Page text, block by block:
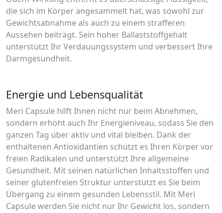
die sich im Körper angesammelt hat, was sowohl zur
Gewichtsabnahme als auch zu einem strafferen
Aussehen beiträgt. Sein hoher Ballaststoffgehalt
unterstützt Ihr Verdauungssystem und verbessert Ihre
Darmgesundheit.
Energie und Lebensqualität
Meri Capsule hilft Ihnen nicht nur beim Abnehmen,
sondern erhöht auch Ihr Energieniveau, sodass Sie den
ganzen Tag über aktiv und vital bleiben. Dank der
enthaltenen Antioxidantien schützt es Ihren Körper vor
freien Radikalen und unterstützt Ihre allgemeine
Gesundheit. Mit seinen natürlichen Inhaltsstoffen und
seiner glutenfreien Struktur unterstützt es Sie beim
Übergang zu einem gesunden Lebensstil. Mit Meri
Capsule werden Sie nicht nur Ihr Gewicht los, sondern